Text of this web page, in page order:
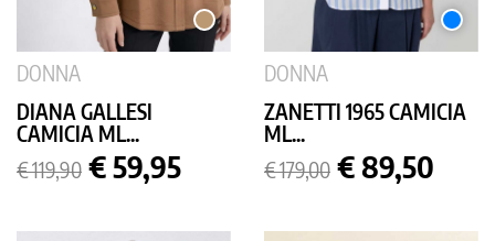
CAMMELLO
DONNA
DIANA GALLESI
CAMICIA ML...
Prezzo
base
€ 119,90 Prezzo
€ 59,95
DONNA
ZANETTI 1965 CAMICIA
ML...
Prezzo
base
€ 179,00 Prezzo
€ 89,50